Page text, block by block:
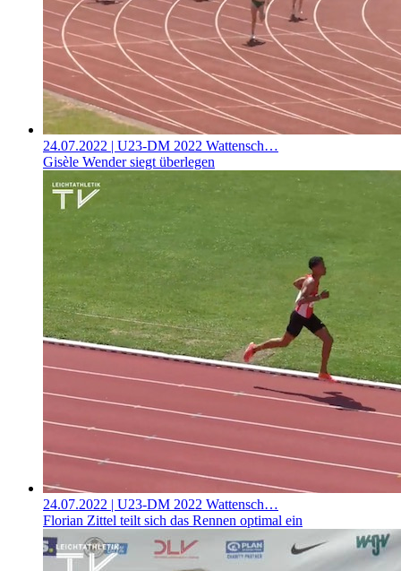
24.07.2022 | U23-DM 2022 Wattensch…
Gisèle Wender siegt überlegen
24.07.2022 | U23-DM 2022 Wattensch…
Florian Zittel teilt sich das Rennen optimal ein